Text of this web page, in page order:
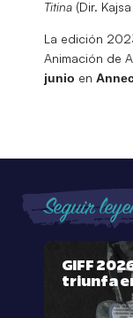
Titina (Dir.
La edición
Animación de
junio en
Seguir
GIFF
triunfa